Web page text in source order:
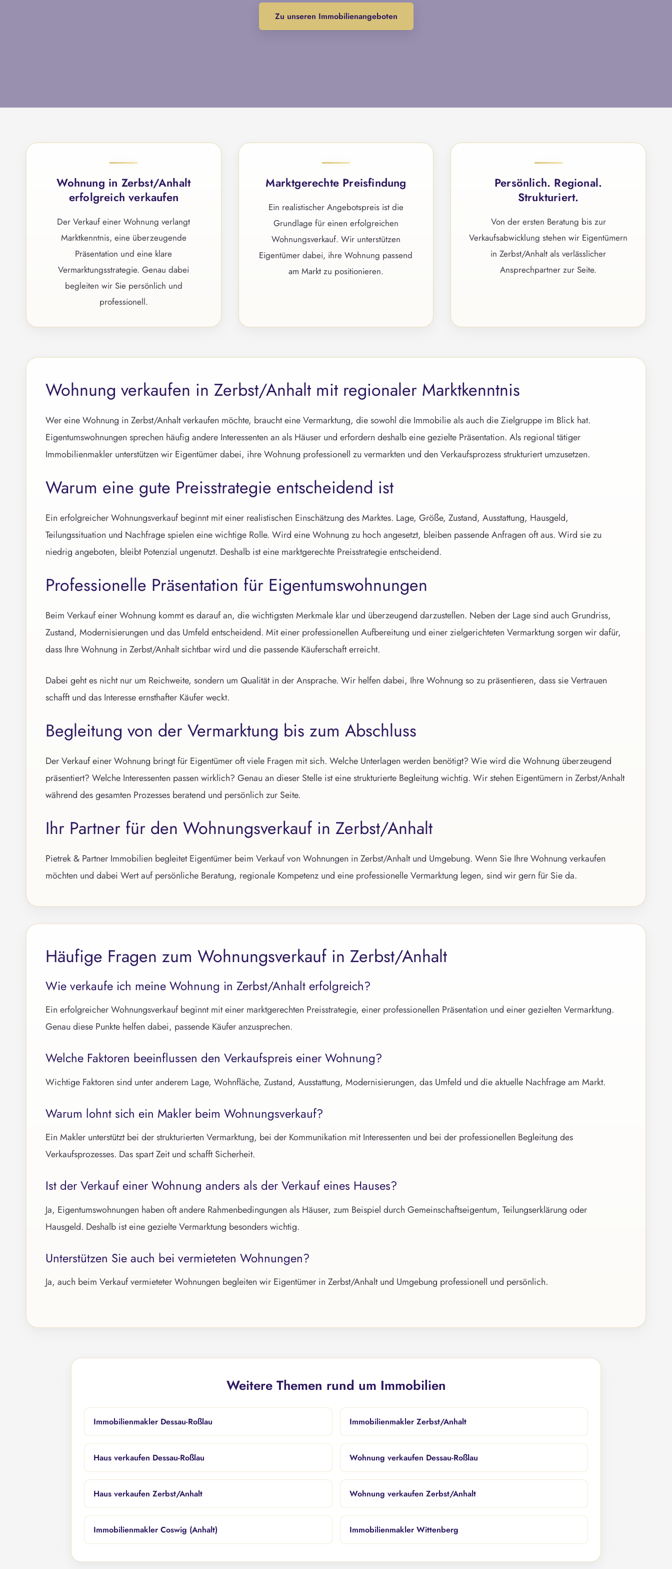
Zu unseren Immobilienangeboten
Wohnung in Zerbst/Anhalt
erfolgreich verkaufen
Der Verkauf einer Wohnung verlangt
Marktkenntnis, eine überzeugende
Präsentation und eine klare
Vermarktungsstrategie. Genau dabei
begleiten wir Sie persönlich und
professionell.
Marktgerechte Preisfindung
Ein realistischer Angebotspreis ist die
Grundlage für einen erfolgreichen
Wohnungsverkauf. Wir unterstützen
Eigentümer dabei, ihre Wohnung passend
am Markt zu positionieren.
Persönlich. Regional.
Strukturiert.
Von der ersten Beratung bis zur
Verkaufsabwicklung stehen wir Eigentümern
in Zerbst/Anhalt als verlässlicher
Ansprechpartner zur Seite.
Wohnung verkaufen in Zerbst/Anhalt mit regionaler Marktkenntnis
Wer eine Wohnung in Zerbst/Anhalt verkaufen möchte, braucht eine Vermarktung, die sowohl die Immobilie als auch die Zielgruppe im Blick hat.
Eigentumswohnungen sprechen häufig andere Interessenten an als Häuser und erfordern deshalb eine gezielte Präsentation. Als regional tätiger
Immobilienmakler unterstützen wir Eigentümer dabei, ihre Wohnung professionell zu vermarkten und den Verkaufsprozess strukturiert umzusetzen.
Warum eine gute Preisstrategie entscheidend ist
Ein erfolgreicher Wohnungsverkauf beginnt mit einer realistischen Einschätzung des Marktes. Lage, Größe, Zustand, Ausstattung, Hausgeld,
Teilungssituation und Nachfrage spielen eine wichtige Rolle. Wird eine Wohnung zu hoch angesetzt, bleiben passende Anfragen oft aus. Wird sie zu
niedrig angeboten, bleibt Potenzial ungenutzt. Deshalb ist eine marktgerechte Preisstrategie entscheidend.
Professionelle Präsentation für Eigentumswohnungen
Beim Verkauf einer Wohnung kommt es darauf an, die wichtigsten Merkmale klar und überzeugend darzustellen. Neben der Lage sind auch Grundriss,
Zustand, Modernisierungen und das Umfeld entscheidend. Mit einer professionellen Aufbereitung und einer zielgerichteten Vermarktung sorgen wir dafür,
dass Ihre Wohnung in Zerbst/Anhalt sichtbar wird und die passende Käuferschaft erreicht.
Dabei geht es nicht nur um Reichweite, sondern um Qualität in der Ansprache. Wir helfen dabei, Ihre Wohnung so zu präsentieren, dass sie Vertrauen
schafft und das Interesse ernsthafter Käufer weckt.
Begleitung von der Vermarktung bis zum Abschluss
Der Verkauf einer Wohnung bringt für Eigentümer oft viele Fragen mit sich. Welche Unterlagen werden benötigt? Wie wird die Wohnung überzeugend
präsentiert? Welche Interessenten passen wirklich? Genau an dieser Stelle ist eine strukturierte Begleitung wichtig. Wir stehen Eigentümern in Zerbst/Anhalt
während des gesamten Prozesses beratend und persönlich zur Seite.
Ihr Partner für den Wohnungsverkauf in Zerbst/Anhalt
Pietrek & Partner Immobilien begleitet Eigentümer beim Verkauf von Wohnungen in Zerbst/Anhalt und Umgebung. Wenn Sie Ihre Wohnung verkaufen
möchten und dabei Wert auf persönliche Beratung, regionale Kompetenz und eine professionelle Vermarktung legen, sind wir gern für Sie da.
Häufige Fragen zum Wohnungsverkauf in Zerbst/Anhalt
Wie verkaufe ich meine Wohnung in Zerbst/Anhalt erfolgreich?
Ein erfolgreicher Wohnungsverkauf beginnt mit einer marktgerechten Preisstrategie, einer professionellen Präsentation und einer gezielten Vermarktung.
Genau diese Punkte helfen dabei, passende Käufer anzusprechen.
Welche Faktoren beeinflussen den Verkaufspreis einer Wohnung?
Wichtige Faktoren sind unter anderem Lage, Wohnfläche, Zustand, Ausstattung, Modernisierungen, das Umfeld und die aktuelle Nachfrage am Markt.
Warum lohnt sich ein Makler beim Wohnungsverkauf?
Ein Makler unterstützt bei der strukturierten Vermarktung, bei der Kommunikation mit Interessenten und bei der professionellen Begleitung des
Verkaufsprozesses. Das spart Zeit und schafft Sicherheit.
Ist der Verkauf einer Wohnung anders als der Verkauf eines Hauses?
Ja, Eigentumswohnungen haben oft andere Rahmenbedingungen als Häuser, zum Beispiel durch Gemeinschaftseigentum, Teilungserklärung oder
Hausgeld. Deshalb ist eine gezielte Vermarktung besonders wichtig.
Unterstützen Sie auch bei vermieteten Wohnungen?
Ja, auch beim Verkauf vermieteter Wohnungen begleiten wir Eigentümer in Zerbst/Anhalt und Umgebung professionell und persönlich.
Weitere Themen rund um Immobilien
Immobilienmakler Dessau-Roßlau Immobilienmakler Zerbst/Anhalt
Haus verkaufen Dessau-Roßlau Wohnung verkaufen Dessau-Roßlau
Haus verkaufen Zerbst/Anhalt Wohnung verkaufen Zerbst/Anhalt
Immobilienmakler Coswig (Anhalt) Immobilienmakler Wittenberg